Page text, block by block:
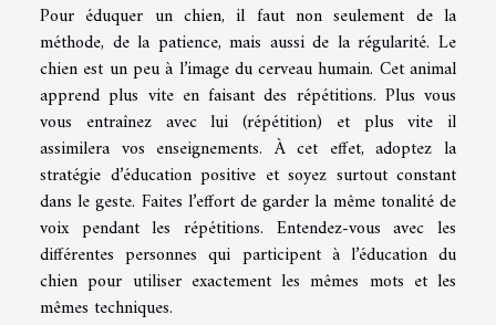
Pour éduquer un chien, il faut non seulement de la
méthode, de la patience, mais aussi de la régularité. Le
chien est un peu à l’image du cerveau humain. Cet animal
apprend plus vite en faisant des répétitions. Plus vous
vous entraînez avec lui (répétition) et plus vite il
assimilera vos enseignements. À cet effet, adoptez la
stratégie d’éducation positive et soyez surtout constant
dans le geste. Faites l’effort de garder la même tonalité de
voix pendant les répétitions. Entendez-vous avec les
différentes personnes qui participent à l’éducation du
chien pour utiliser exactement les mêmes mots et les
mêmes techniques.